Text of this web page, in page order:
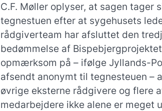
C.F. Møller oplyser, at sagen tager
tegnestuen efter at sygehusets
rådgiverteam har afsluttet den
bedømmelse af
opmærksom på – ifølge Jyllands-
afsendt anonymt til tegnesteuen –
øvrige eksterne rådgivere og flere
medarbejdere ikke alene er meget